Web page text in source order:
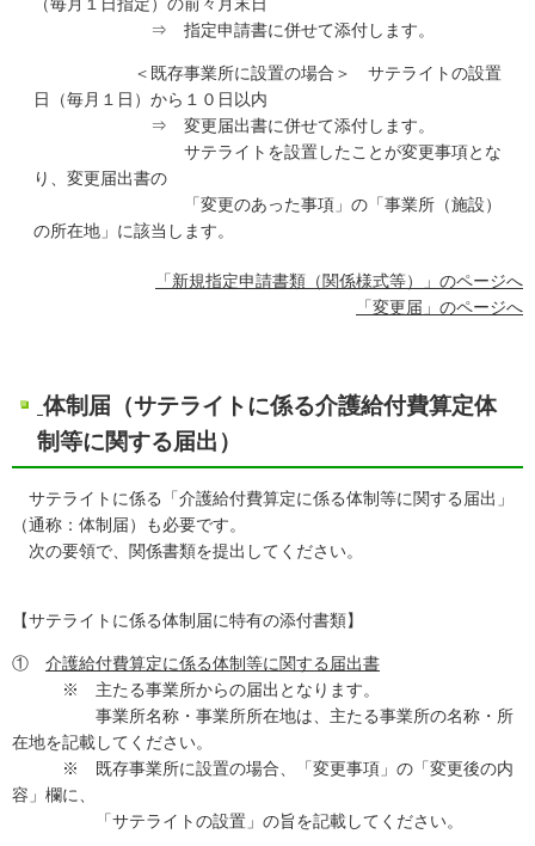
⇒ 指定申請書に併せて添付します。
＜既存事業所に設置の場合＞ サテライトの設置
日（毎月１日）から１０日以内
⇒ 変更届出書に併せて添付します。
サテライトを設置したことが変更事項とな
り、変更届出書の
「変更のあった事項」の「事業所（施設）
の所在地」に該当します。
「新規指定申請書類（関係様式等）」のページへ
「変更届」のページへ
体制届（サテライトに係る介護給付費算定体
制等に関する届出）
サテライトに係る「介護給付費算定に係る体制等に関する届出」
（通称：体制届）も必要です。
次の要領で、関係書類を提出してください。
【サテライトに係る体制届に特有の添付書類】
① 介護給付費算定に係る体制等に関する届出書
※ 主たる事業所からの届出となります。
事業所名称・事業所所在地は、主たる事業所の名称・所
在地を記載してください。
※ 既存事業所に設置の場合、「変更事項」の「変更後の内
容」欄に、
「サテライトの設置」の旨を記載してください。